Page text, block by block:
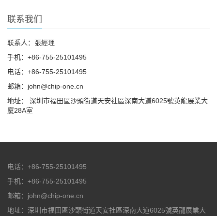
联系我们
联系人：張經理
手机：+86-755-25101495
电话：+86-755-25101495
邮箱：john@chip-one.cn
地址： 深圳市福田區沙頭街道天安社區深南大道6025號英龍展業大
廈28A室
电话：+86-755-25101495
手机：+86-755-25101495
邮箱：john@chip-one.cn
地址：深圳市福田區沙頭街道天安社區深南大道6025號英龍展業大